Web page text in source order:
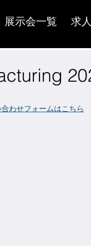
展示会一覧 求
わせフォームはこちら